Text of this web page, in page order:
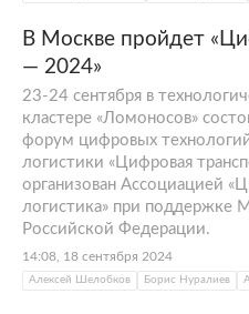
В Москве пройдет
— 2024»
23-24 сентября в
кластере «Ломоносов»
форум цифровых
логистики «Цифровая
организован Ассоциацией
логистика» при поддержке
Российской Федерации.
14:08, 18 сентября 2024
Алексей Шелобков Борис Нуралиев